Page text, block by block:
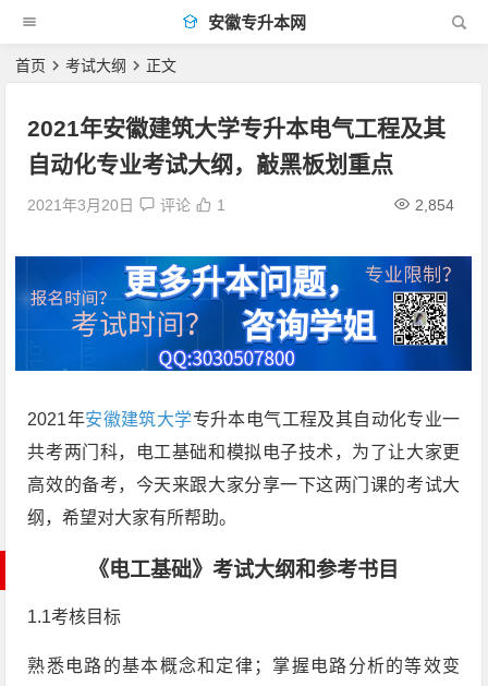
安徽专升本网
首页 考试大纲 正文
2021年安徽建筑大学专升本电气工程及其
自动化专业考试大纲，敲黑板划重点
2021年3月20日 评论 2,854
1
2021年安徽建筑大学专升本电气工程及其自动化专业一
共考两门科，电工基础和模拟电子技术，为了让大家更
高效的备考，今天来跟大家分享一下这两门课的考试大
纲，希望对大家有所帮助。
《电工基础》考试大纲和参考书目
1.1考核目标
熟悉电路的基本概念和定律；掌握电路分析的等效变